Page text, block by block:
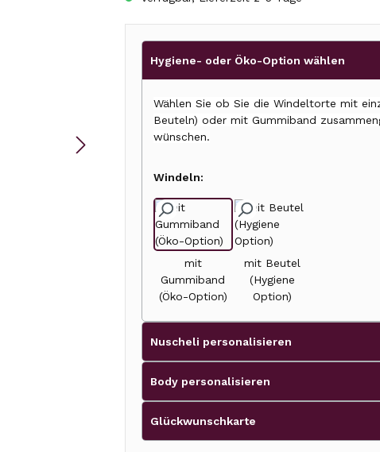
Hygiene- oder Öko-Option wählen
Wählen Sie ob Sie die Windeltorte mit
Beuteln) oder mit Gummiband
wünschen.
Windeln:
mit
Gummiband
(Öko-Option)
mit Beutel
(Hygiene
Option)
Nuscheli personalisieren
Body personalisieren
Glückwunschkarte